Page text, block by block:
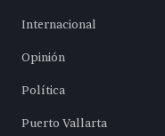
Internacional
Opinión
Política
Puerto Vallarta